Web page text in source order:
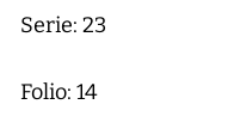
Serie: 23
Folio: 14